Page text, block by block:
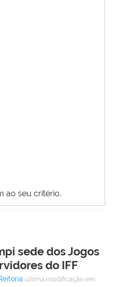
ao seu critério.
sede dos Jogos
do IFF
última modificação em